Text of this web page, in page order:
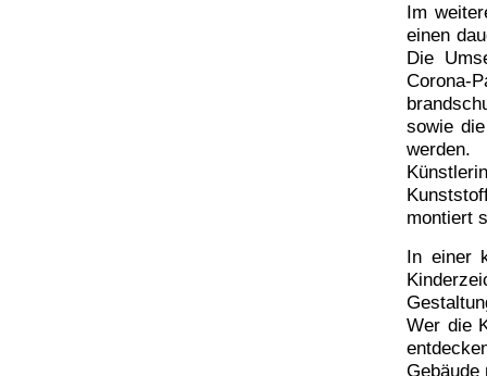
Im
einen
Die
sowie
werden.
montiert
In einer
Wer die
Gebäude